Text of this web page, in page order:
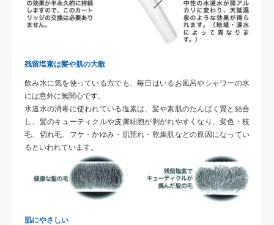
残留塩素は髪や肌の大敵
飲み水に気を使っている方でも、毎日はいるお風呂やシャワーの水
には意外に無関心です。
水道水の消毒に使われている塩素は、髪や素肌のたんぱく質と結合
し、髪のキューティクルや皮膚細胞が剥がれやすくなり、変色・枝
毛、切れ毛、フケ・かゆみ・肌荒れ・乾燥肌などの原因になってい
るといわれています。
肌にやさしい